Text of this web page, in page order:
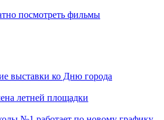
посмотреть фильмы
выставки ко Дню города
летней площадки